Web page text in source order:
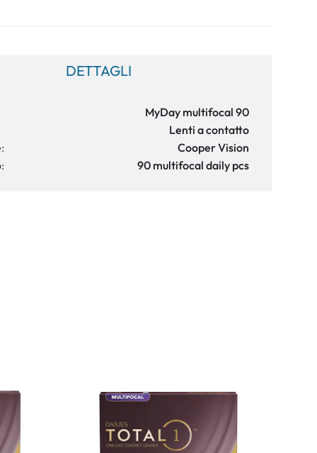
DETTAGLI
MyDay multifocal 90
Lenti a contatto
Cooper Vision
90 multifocal daily pcs